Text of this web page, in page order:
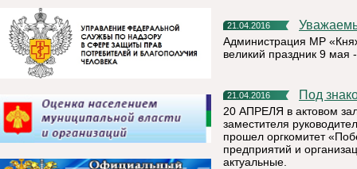
21.04.2016
Администрация МР
великий праздник 9
21.04.2016 Под
20 АПРЕЛЯ в актовом
заместителя
прошел оргкомитет
предприятий и
актуальные.